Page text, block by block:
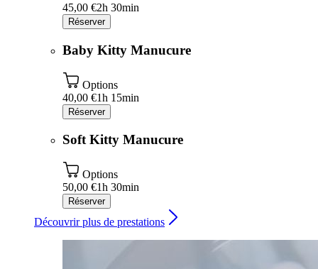
45,00 €2h 30min
Réserver
Baby Kitty Manucure
Options
40,00 €1h 15min
Réserver
Soft Kitty Manucure
Options
50,00 €1h 30min
Réserver
Découvrir plus de prestations